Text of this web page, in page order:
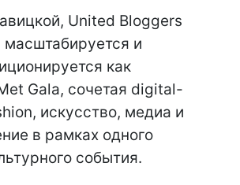
United Bloggers
и
как
Gala, сочетая digital-
искусство, медиа и
в рамках одного
события.